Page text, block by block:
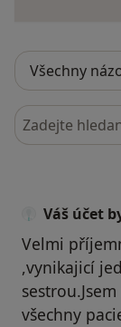
Hledejte v
Váš účet
Velmi
,vynikajicí
všechny